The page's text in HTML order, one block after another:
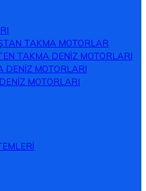
TAKMA MOTORLAR
TAKMA DENİZ MOTORLARI
DENİZ MOTORLARI
MOTORLARI